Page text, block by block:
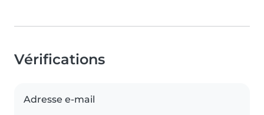
Vérifications
Adresse e-mail